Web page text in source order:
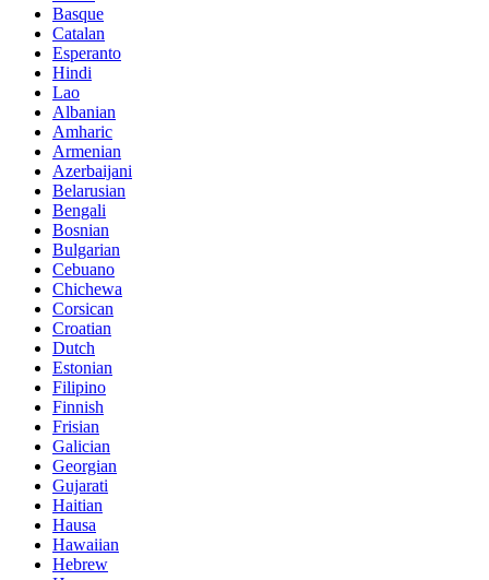
Basque
Catalan
Esperanto
Hindi
Lao
Albanian
Amharic
Armenian
Azerbaijani
Belarusian
Bengali
Bosnian
Bulgarian
Cebuano
Chichewa
Corsican
Croatian
Dutch
Estonian
Filipino
Finnish
Frisian
Galician
Georgian
Gujarati
Haitian
Hausa
Hawaiian
Hebrew